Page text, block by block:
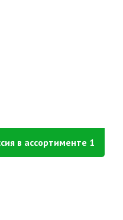
в ассортименте 1